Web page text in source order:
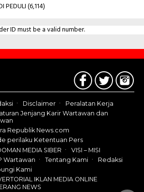
PEDULI(6,114)
ID must be a valid number.
Disclaimer
Peralatan Kerja
Jenjang Karir Wartawan dan
Republik News.com
perilaku Ketentuan Pers
MEDIA SIBER
VISI – MISI
Wartawan
Tentang Kami
Redaksi
Kami
IKLAN MEDIA ONLINE
NEWS